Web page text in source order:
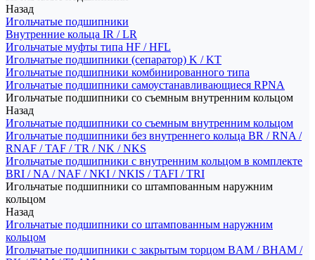
Назад
Игольчатые подшипники
Внутренние кольца IR / LR
Игольчатые муфты типа HF / HFL
Игольчатые подшипники (сепаратор) K / KT
Игольчатые подшипники комбинированного типа
Игольчатые подшипники самоустанавливающиеся RPNA
Игольчатые подшипники со съемным внутренним кольцом
Назад
Игольчатые подшипники со съемным внутренним кольцом
Игольчатые подшипники без внутреннего кольца BR / RNA /
RNAF / TAF / TR / NK / NKS
Игольчатые подшипники с внутренним кольцом в комплекте
BRI / NA / NAF / NKI / NKIS / TAFI / TRI
Игольчатые подшипники со штампованным наружним
кольцом
Назад
Игольчатые подшипники со штампованным наружним
кольцом
Игольчатые подшипники с закрытым торцом BAM / BHAM /